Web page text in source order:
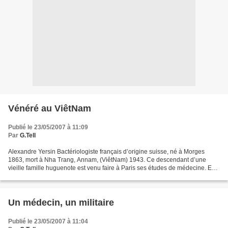
Vénéré au ViêtNam
Publié le 23/05/2007 à 11:09
Par G.Tell
Alexandre Yersin Bactériologiste français d’origine suisse, né à Morges
1863, mort à Nha Trang, Annam, (ViêtNam) 1943. Ce descendant d’une
vieille famille huguenote est venu faire à Paris ses études de médecine. En
Un médecin, un militaire
Publié le 23/05/2007 à 11:04